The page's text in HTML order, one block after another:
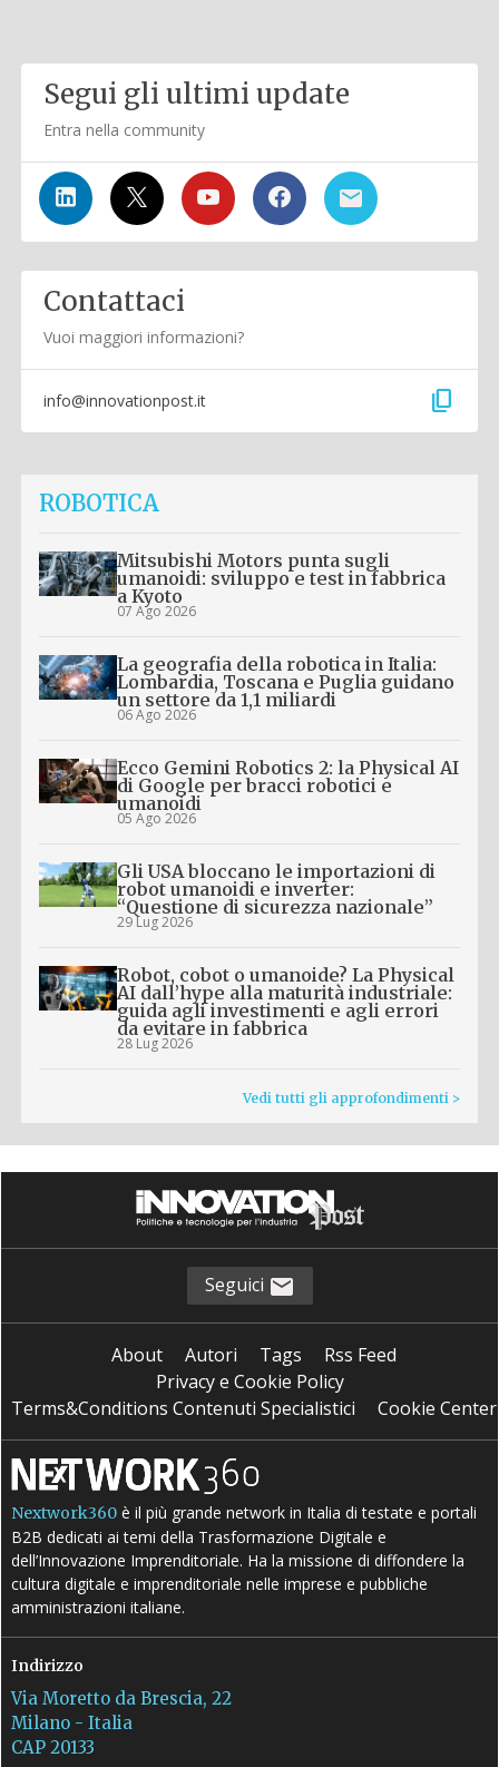
Segui gli ultimi update
Entra nella community
Contattaci
Vuoi maggiori informazioni?
info@innovationpost.it content_copy
ROBOTICA
Mitsubishi Motors punta sugli
umanoidi: sviluppo e test in fabbrica
a Kyoto
07 Ago 2026
La geografia della robotica in Italia:
Lombardia, Toscana e Puglia guidano
un settore da 1,1 miliardi
06 Ago 2026
Ecco Gemini Robotics 2: la Physical AI
di Google per bracci robotici e
umanoidi
05 Ago 2026
Gli USA bloccano le importazioni di
robot umanoidi e inverter:
“Questione di sicurezza nazionale”
29 Lug 2026
Robot, cobot o umanoide? La Physical
AI dall’hype alla maturità industriale:
guida agli investimenti e agli errori
da evitare in fabbrica
28 Lug 2026
Vedi tutti gli approfondimenti >
Seguici
About Autori Tags
Rss Feed
Privacy e Cookie Policy
Terms&Conditions Contenuti Specialistici
Cookie Center
Nextwork360 è il più grande network in Italia di testate e portali
B2B dedicati ai temi della Trasformazione Digitale e
dell’Innovazione Imprenditoriale. Ha la missione di diffondere la
cultura digitale e imprenditoriale nelle imprese e pubbliche
amministrazioni italiane.
Indirizzo
Via Moretto da Brescia, 22
Milano - Italia
CAP 20133